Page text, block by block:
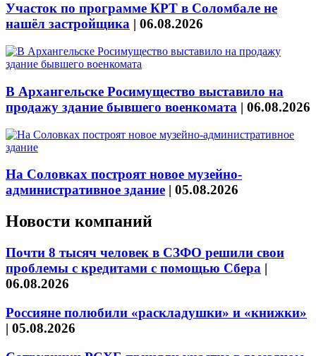
Участок по программе КРТ в Соломбале не
нашёл застройщика | 06.08.2026
В Архангельске Росимущество выставило на
продажу здание бывшего военкомата | 06.08.2026
На Соловках построят новое музейно-
административное здание | 05.08.2026
Новости компаний
Почти 8 тысяч человек в СЗФО решили свои
проблемы с кредитами с помощью Сбера |
06.08.2026
Россияне полюбили «раскладушки» и «книжки»
| 05.08.2026